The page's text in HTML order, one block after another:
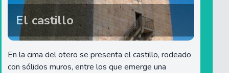
El castillo
En la cima del otero se presenta el castillo, rodeado
con sólidos muros, entre los que emerge una